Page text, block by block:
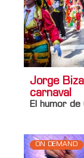
Jorge
carnaval
El humor de
ON DEMAND